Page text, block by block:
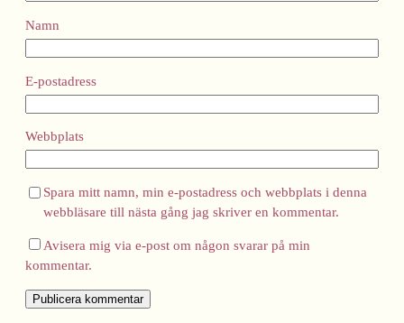
Namn
E-postadress
Webbplats
Spara mitt namn, min e-postadress och webbplats i denna
webbläsare till nästa gång jag skriver en kommentar.
Avisera mig via e-post om någon svarar på min
kommentar.